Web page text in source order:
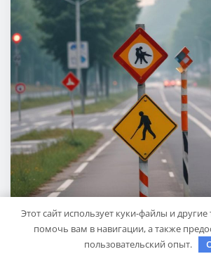
Этот сайт использует куки-файлы и
помочь вам в навигации, а также
пользовательский опыт.